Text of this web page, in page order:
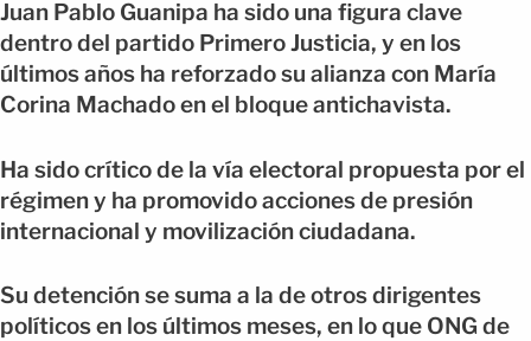
Juan Pablo Guanipa ha sido una figura clave
dentro del partido Primero Justicia, y en los
últimos años ha reforzado su alianza con María
Corina Machado en el bloque antichavista.
Ha sido crítico de la vía electoral propuesta por el
régimen y ha promovido acciones de presión
internacional y movilización ciudadana.
Su detención se suma a la de otros dirigentes
políticos en los últimos meses, en lo que ONG de